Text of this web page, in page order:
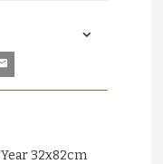
32x82cm